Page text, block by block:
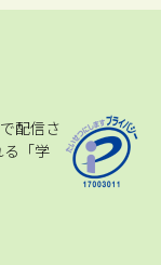
配信さ
「学